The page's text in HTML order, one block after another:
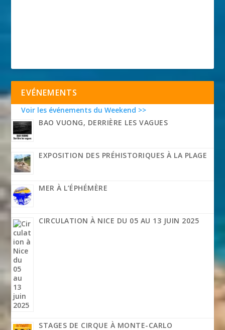
EVÉNEMENTS
Voir les événements du Weekend >>
BAO VUONG, DERRIÈRE LES VAGUES
EXPOSITION DES PRÉHISTORIQUES À LA PLAGE
MER À L’ÉPHÉMÈRE
CIRCULATION À NICE DU 05 AU 13 JUIN 2025
STAGES DE CIRQUE À MONTE-CARLO